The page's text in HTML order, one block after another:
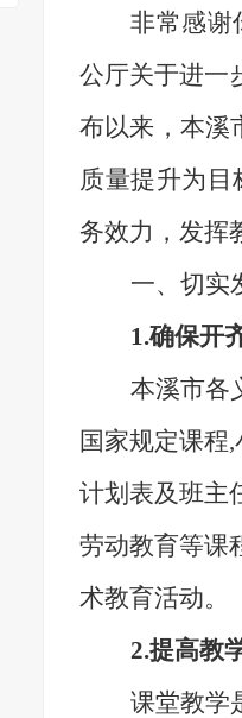
非常感谢
公厅关于进一
布以来，本溪
质量提升为
务效力，发挥
一、切实
1.确保开
本溪市各
国家规定课程
计划表及班主
劳动教育等课
术教育活动。
2.提高教
课堂教学